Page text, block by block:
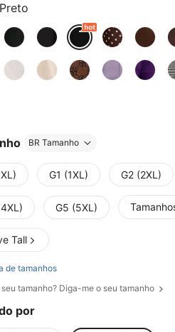
Preto
BR Tamanho
G1 (1XL) G2 (2XL)
G5 (5XL)
Tall
de tamanhos
tamanho? Diga-me o seu tamanho
por